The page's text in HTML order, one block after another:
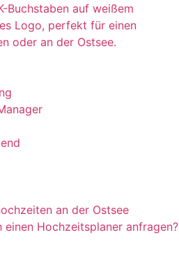
an der Ostsee
einen Hochzeitsplaner anfragen?